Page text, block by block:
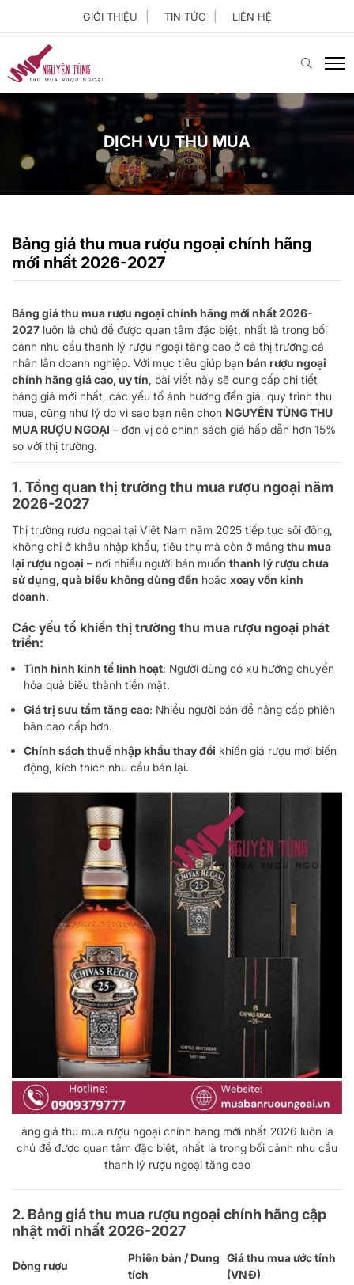
GIỚI THIỆU TIN TỨC LIÊN HỆ
DỊCH VỤ THU MUA
Bảng giá thu mua rượu ngoại chính hãng
mới nhất 2026-2027
Bảng giá thu mua rượu ngoại chính hãng mới nhất 2026-
2027 luôn là chủ đề được quan tâm đặc biệt, nhất là trong bối
cảnh nhu cầu thanh lý rượu ngoại tăng cao ở cả thị trường cá
nhân lẫn doanh nghiệp. Với mục tiêu giúp bạn bán rượu ngoại
chính hãng giá cao, uy tín, bài viết này sẽ cung cấp chi tiết
bảng giá mới nhất, các yếu tố ảnh hưởng đến giá, quy trình thu
mua, cũng như lý do vì sao bạn nên chọn NGUYÊN TÙNG THU
MUA RƯỢU NGOẠI – đơn vị có chính sách giá hấp dẫn hơn 15%
so với thị trường.
1. Tổng quan thị trường thu mua rượu ngoại năm
2026-2027
Thị trường rượu ngoại tại Việt Nam năm 2025 tiếp tục sôi động,
không chỉ ở khâu nhập khẩu, tiêu thụ mà còn ở mảng thu mua
lại rượu ngoại – nơi nhiều người bán muốn thanh lý rượu chưa
sử dụng, quà biếu không dùng đến hoặc xoay vốn kinh
doanh.
Các yếu tố khiến thị trường thu mua rượu ngoại phát
triển:
Tình hình kinh tế linh hoạt: Người dùng có xu hướng chuyển
hóa quà biếu thành tiền mặt.
Giá trị sưu tầm tăng cao: Nhiều người bán để nâng cấp phiên
bản cao cấp hơn.
Chính sách thuế nhập khẩu thay đổi khiến giá rượu mới biến
động, kích thích nhu cầu bán lại.
ảng giá thu mua rượu ngoại chính hãng mới nhất 2026 luôn là
chủ đề được quan tâm đặc biệt, nhất là trong bối cảnh nhu cầu
thanh lý rượu ngoại tăng cao
2. Bảng giá thu mua rượu ngoại chính hãng cập
nhật mới nhất 2026-2027
Dòng rượu
Phiên bản / Dung
tích
Giá thu mua ước tính
(VNĐ)